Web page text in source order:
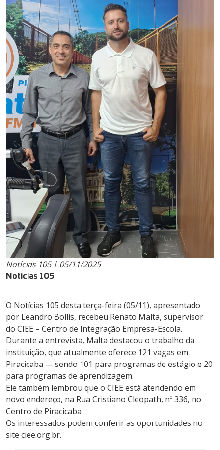
Notícias 105 | 05/11/2025
Noticias 105
O Notícias 105 desta terça-feira (05/11), apresentado
por Leandro Bollis, recebeu Renato Malta, supervisor
do CIEE – Centro de Integração Empresa-Escola.
Durante a entrevista, Malta destacou o trabalho da
instituição, que atualmente oferece 121 vagas em
Piracicaba — sendo 101 para programas de estágio e 20
para programas de aprendizagem.
Ele também lembrou que o CIEE está atendendo em
novo endereço, na Rua Cristiano Cleopath, nº 336, no
Centro de Piracicaba.
Os interessados podem conferir as oportunidades no
site ciee.org.br.